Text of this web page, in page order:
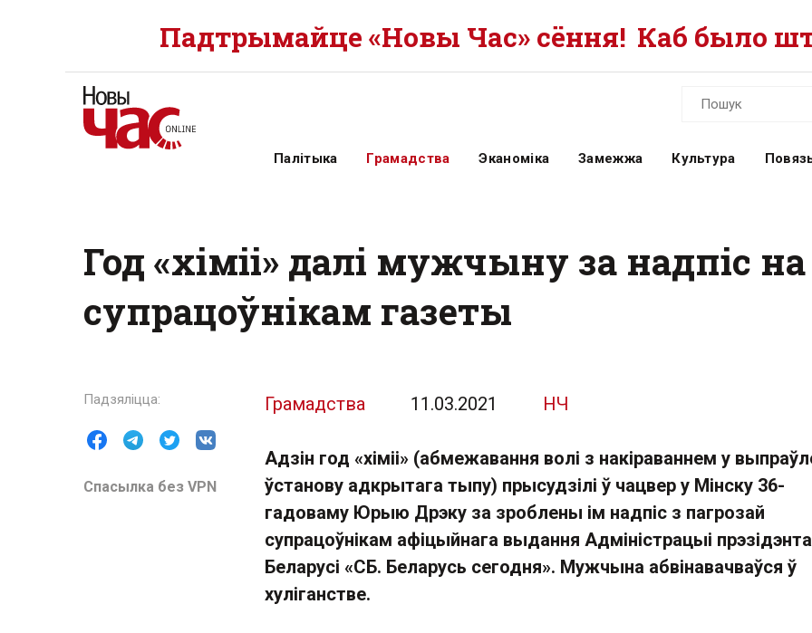
Падтрымайце «Новы Час» сёння! Каб было
Палітыка Грамадства Эканоміка Замежжа Культура
Год «хіміі» далі мужчыну за надпіс
супрацоўнікам газеты
Спасылка без VPN
Грамадства 11.03.2021 НЧ
Адзін год «хіміі» (абмежавання волі з накіраваннем у
ўстанову адкрытага тыпу) прысудзілі ў чацвер у Мінску 36-
гадоваму Юрыю Дрэку за зроблены ім надпіс з пагрозай
супрацоўнікам афіцыйнага выдання Адміністрацыі прэзідэнта
Беларусі «СБ. Беларусь сегодня». Мужчына абвінавачваўся ў
хуліганстве.